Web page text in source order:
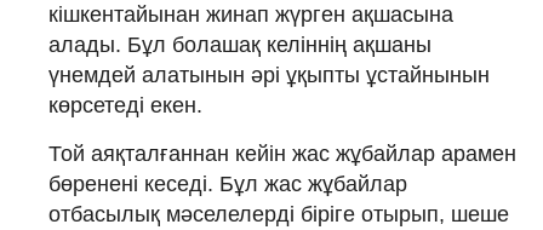
кішкентайынан жинап жүрген ақшасына
алады. Бұл болашақ келіннің ақшаны
үнемдей алатынын әрі ұқыпты ұстайнынын
көрсетеді екен.
Той аяқталғаннан кейін жас жұбайлар арамен
бөренені кеседі. Бұл жас жұбайлар
отбасылық мәселелерді біріге отырып, шеше